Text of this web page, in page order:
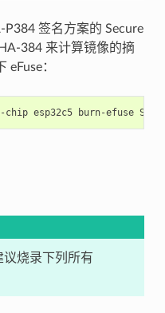
签名方案的 Secure
384 来计算镜像的摘
eFuse：
chip esp32c5 burn-efuse
烧录下列所有